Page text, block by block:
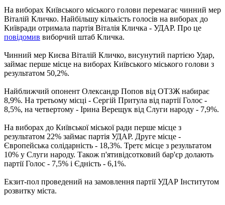
На виборах Київського міського голови перемагає чинний мер
Віталій Кличко. Найбільшу кількість голосів на виборах до
Київради отримала партія Віталія Кличка - УДАР. Про це
повідомив виборчий штаб Кличка.
Чинний мер Києва Віталій Кличко, висунутий партією Удар,
займає перше місце на виборах Київського міського голови з
результатом 50,2%.
Найближчий опонент Олександр Попов від ОТЗЖ набирає
8,9%. На третьому місці - Сергій Притула від партії Голос -
8,5%, на четвертому - Ірина Верещук від Слуги народу - 7,9%.
На виборах до Київської міської ради перше місце з
результатом 22% займає партія УДАР. Друге місце -
Європейська солідарність - 18,3%. Третє місце з результатом
10% у Слуги народу. Також п'ятивідсотковий бар'єр долають
партії Голос - 7,5% і Єдність - 6,1%.
Екзит-пол проведений на замовлення партії УДАР Інститутом
розвитку міста.